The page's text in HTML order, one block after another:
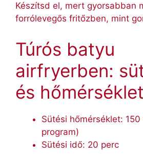
Készítsd el, mert gyorsabban
forrólevegős fritőzben, mint
Túrós batyu
airfryerben:
és hőmérséklet
Sütési hőmérséklet:
program)
Sütési idő: 20 perc